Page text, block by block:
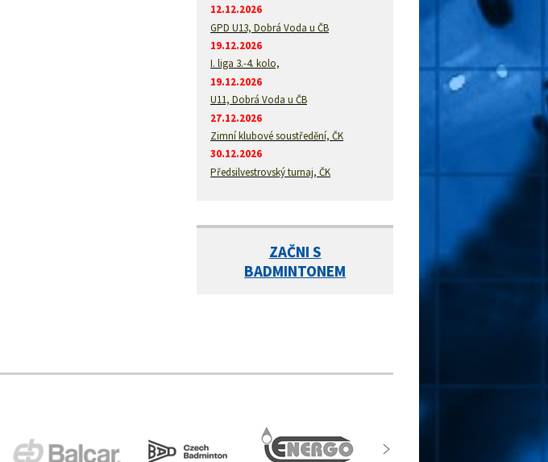
12.12.2026
GPD U13, Dobrá Voda u ČB
19.12.2026
I. liga 3.-4. kolo,
19.12.2026
U11, Dobrá Voda u ČB
27.12.2026
Zimní klubové soustředění, ČK
30.12.2026
Předsilvestrovský turnaj, ČK
ZAČNI S
BADMINTONEM